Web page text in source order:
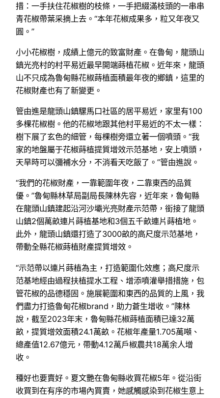
措：一手扶住花椒樹的枝條，一手把綴滿枝頭的一串串
青花椒帶葉采摘上去。“本年花椒成果多，粒又年夜又
圓。”
小小花椒樹，成績上億元的致富財產。在魯甸，龍頭山
鎮光亮村的村平易近最早開端蒔植花椒。近年來，龍頭
山不只成為魯甸縣花椒蒔植面積最年夜的鄉鎮，這里的
花椒財產也有了新變更。
管由進是龍頭山鎮騾馬口社區的居平易近，家里有100
多棵花椒樹。他的花椒地跟其他村平易近的不太一樣：
樹下展了玄色的細管，每棵樹旁還立著一個噴頭。“我
家的地盤屬于花椒蒔植提質增效示范基地，安上噴頭，
天旱時可以彌補水分，不消看天吃飯了。”管由進說。
“我們的花椒財產，一靠範圍年夜，二靠東西的品質
優。”魯甸縣林草局副局長陳林先容，近年來，魯甸縣
在龍頭山鎮建起沿河沙壩光亮財產示范帶，銜接了龍頭
山鎮2個萬畝連片蒔植基地和3個五千畝連片蒔植地。
此外，龍頭山鎮還打造了3000畝的高尺度示范基地，
帶動全縣花椒蒔植財產提質增效。
“示范帶以連片蒔植為主，打造範圍化效應；高尺度示
范基地經由過程扶植提水工程、增添噴灌舉措措施，包
管花椒的品德穩固。施展範圍和東西的品質的上風，我
們盡力打造魯甸花椒brand，助力蒼生增收。”陳林
說，截至2023年末，魯甸縣花椒蒔植面積已達32萬
畝，提質增效面積24.1萬畝。花椒年產量1.705萬噸、
總產值12.67億元，帶動4.12萬戶椒農共18萬余人增
收。
種好也要賣好。夏文艷在魯甸縣收買花椒5年。從沿街
收買到在有序的市場內買賣，她感觸感染到花椒生意上